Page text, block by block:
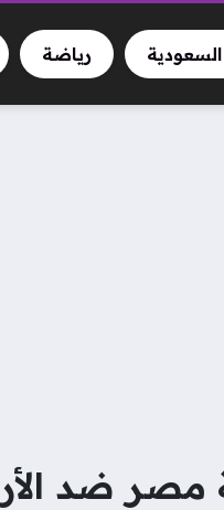
السعودية رياضة
مصر ضد